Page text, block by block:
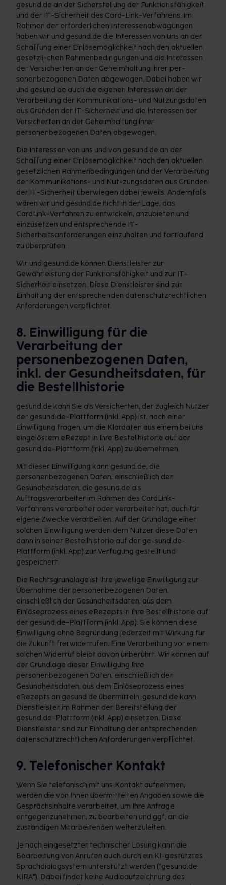
gesund.de an der Sicherstellung der Funktionsfähigkeit
und der IT-Sicherheit des Card-Link-Verfahrens. Im
Rahmen der erforderlichen Interessenabwägungen
haben wir und gesund.de die Interessen von uns an der
Schaffung einer Einlösemöglichkeit nach den aktuellen
gesetzli-chen Rahmenbedingungen und die Interessen
der Versicherten an der Geheimhaltung ihrer per-
sonenbezogenen Daten abgewogen. Dabei haben wir
und gesund.de auch die eigenen Interessen an der
Verarbeitung der Kommunikations- und Nutzungsdaten
aus Gründen der IT-Sicherheit und die Interessen der
Versicherten an der Geheimhaltung ihrer
personenbezogenen Daten abgewogen.
Die Interessen von uns und von gesund.de an der
Schaffung einer Einlösemöglichkeit nach den aktuellen
gesetzlichen Rahmenbedingungen und der Verarbeitung
der Kommunikations- und Nut-zungsdaten aus Gründen
der IT-Sicherheit überwiegen dabei jeweils. Andernfalls
wären wir und gesund.de nicht in der Lage, das
CardLink-Verfahren zu entwickeln, anzubieten und
einzusetzen und entsprechende IT-
Sicherheitsanforderungen einzuhalten und fortlaufend
zu überprüfen.
Wir und gesund.de können Dienstleister zur
Gewährleistung der Funktionsfähigkeit und zur IT-
Sicherheit einsetzen. Diese Dienstleister sind zur
Einhaltung der entsprechenden datenschutzrechtlichen
Anforderungen verpflichtet.
8. Einwilligung für die
Verarbeitung der
personenbezogenen Daten,
inkl. der Gesundheitsdaten, für
die Bestellhistorie
gesund.de kann Sie als Versicherten, der zugleich Nutzer
der gesund.de-Plattform (inkl. App) ist, nach einer
Einwilligung fragen, um die Klardaten aus einem bei uns
eingelöstem eRezept in Ihre Bestellhistorie auf der
gesund.de-Plattform (inkl. App) zu übernehmen.
Mit dieser Einwilligung kann gesund.de, die
personenbezogenen Daten, einschließlich der
Gesundheitsdaten, die gesund.de als
Auftragsverarbeiter im Rahmen des CardLink-
Verfahrens verarbeitet oder verarbeitet hat, auch für
eigene Zwecke verarbeiten. Auf der Grundlage einer
solchen Einwilligung werden dem Nutzer diese Daten
dann in seiner Bestellhistorie auf der ge-sund.de-
Plattform (inkl. App) zur Verfügung gestellt und
gespeichert.
Die Rechtsgrundlage ist Ihre jeweilige Einwilligung zur
Übernahme der personenbezogenen Daten,
einschließlich der Gesundheitsdaten, aus dem
Einlöseprozess eines eRezepts in Ihre Bestellhistorie auf
der gesund.de-Plattform (inkl. App). Sie können diese
Einwilligung ohne Begründung jederzeit mit Wirkung für
die Zukunft frei widerrufen. Eine Verarbeitung vor einem
solchen Widerruf bleibt davon unberührt. Wir können auf
der Grundlage dieser Einwilligung Ihre
personenbezogenen Daten, einschließlich der
Gesundheitsdaten, aus dem Einlöseprozess eines
eRezepts an gesund.de übermitteln. gesund.de kann
Dienstleister im Rahmen der Bereitstellung der
gesund.de-Plattform (inkl. App) einsetzen. Diese
Dienstleister sind zur Einhaltung der entsprechenden
datenschutzrechtlichen Anforderungen verpflichtet.
9. Telefonischer Kontakt
Wenn Sie telefonisch mit uns Kontakt aufnehmen,
werden die von Ihnen übermittelten Angaben sowie die
Gesprächsinhalte verarbeitet, um Ihre Anfrage
entgegenzunehmen, zu bearbeiten und ggf. an die
zuständigen Mitarbeitenden weiterzuleiten.
Je nach eingesetzter technischer Lösung kann die
Bearbeitung von Anrufen auch durch ein KI-gestütztes
Sprachdialogsystem unterstützt werden ("gesund.de
KIRA"). Dabei findet keine Audioaufzeichnung des